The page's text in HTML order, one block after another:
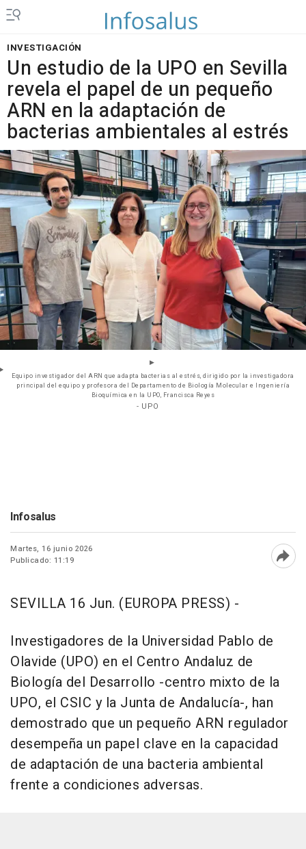
INVESTIGACIÓN
Un estudio de la UPO en Sevilla
revela el papel de un pequeño
ARN en la adaptación de
bacterias ambientales al estrés
Equipo investigador del ARN que adapta bacterias al estrés, dirigido por la investigadora
principal del equipo y profesora del Departamento de Biología Molecular e Ingeniería
Bioquímica en la UPO, Francisca Reyes
- UPO
Infosalus
Martes, 16 junio 2026
Publicado: 11:19
SEVILLA 16 Jun. (EUROPA PRESS) -
Investigadores de la Universidad Pablo de
Olavide (UPO) en el Centro Andaluz de
Biología del Desarrollo -centro mixto de la
UPO, el CSIC y la Junta de Andalucía-, han
demostrado que un pequeño ARN regulador
desempeña un papel clave en la capacidad
de adaptación de una bacteria ambiental
frente a condiciones adversas.